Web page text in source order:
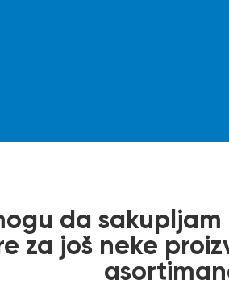
da
za još neke